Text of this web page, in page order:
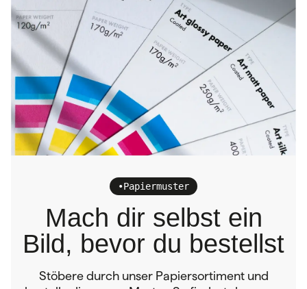
•Papiermuster
Mach dir selbst ein
Bild, bevor du bestellst
Stöbere durch unser Papiersortiment und